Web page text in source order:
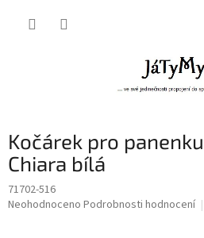
Kočárek pro
Chiara bílá
71702-516
Průměrné
Neohodnoceno Podrobnosti hodnocení